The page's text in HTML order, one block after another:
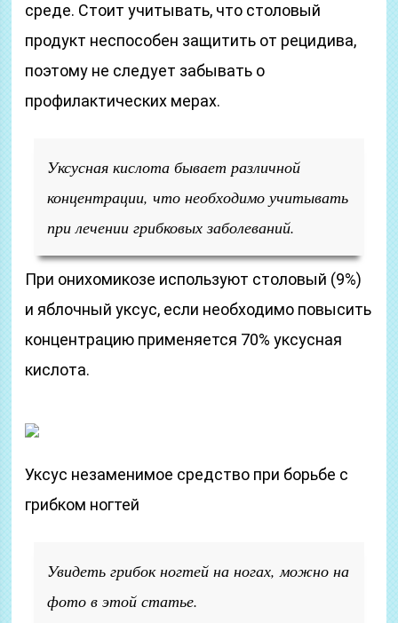
среде. Стоит учитывать, что столовый
продукт неспособен защитить от рецидива,
поэтому не следует забывать о
профилактических мерах.
Уксусная кислота бывает различной
концентрации, что необходимо учитывать
при лечении грибковых заболеваний.
При онихомикозе используют столовый (9%)
и яблочный уксус, если необходимо повысить
концентрацию применяется 70% уксусная
кислота.
Уксус незаменимое средство при борьбе с
грибком ногтей
Увидеть грибок ногтей на ногах, можно на
фото в этой статье.